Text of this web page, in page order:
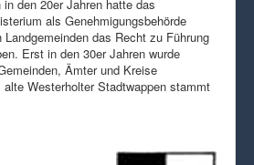
den 20er Jahren hatte das
als Genehmigungsbehörde
das Recht zu Führung
Erst in den 30er Jahren wurde
Ämter und Kreise
Westerholter Stadtwappen stammt